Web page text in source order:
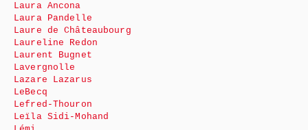
Laura Ancona
Laura Pandelle
Laure de Châteaubourg
Laureline Redon
Laurent Bugnet
Lavergnolle
Lazare Lazarus
LeBecq
Lefred-Thouron
Leïla Sidi-Mohand